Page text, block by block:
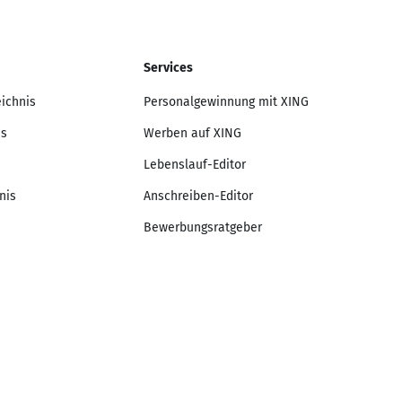
Services
Personalgewinnung mit XING
Werben auf XING
Lebenslauf-Editor
Anschreiben-Editor
Bewerbungsratgeber